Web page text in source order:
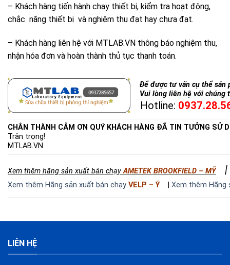
– Khách hàng tiến hành chạy thiết bị, kiểm tra hoạt động,
chắc năng thiết bị và nghiệm thu đạt hay chưa đạt.
– Khách hàng liên hệ với MTLAB.VN thông báo nghiệm thu,
nhận hóa đơn và hoàn thành thủ tục thanh toán.
Để được tư vấn cụ thể sản
Vui lòng liên hệ với chúng
Hotline:
CHÂN THÀNH CẢM ƠN QUÝ KHÁCH HÀNG ĐÃ TIN TƯỞNG SỬ
Trân trọng!
MTLAB.VN
Xem thêm hãng sản xuất bán chạyAMETEK BROOKFIELD – MỸ
Xem thêm Hãng sản xuất bán chạy VELP – Ý Xem thêm Hãng
LIÊN HỆ